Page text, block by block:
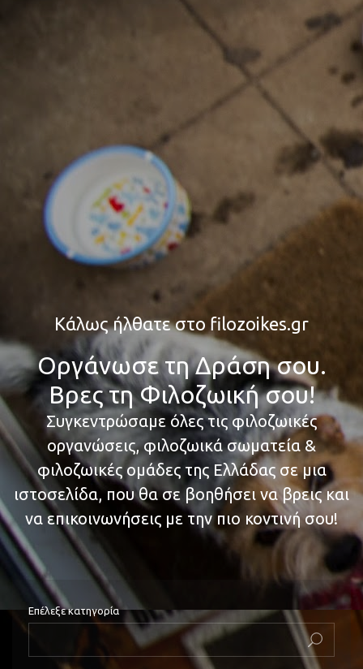
Κάλως ήλθατε στο filozoikes.gr
Οργάνωσε τη Δράση σου.
Βρες τη Φιλοζωική σου!
Συγκεντρώσαμε όλες τις φιλοζωικές
οργανώσεις, φιλοζωικά σωματεία &
φιλοζωικές ομάδες της Ελλάδας σε μια
ιστοσελίδα, που θα σε βοηθήσει να βρεις και
να επικοινωνήσεις με την πιο κοντινή σου!
Επέλεξε κατηγορία